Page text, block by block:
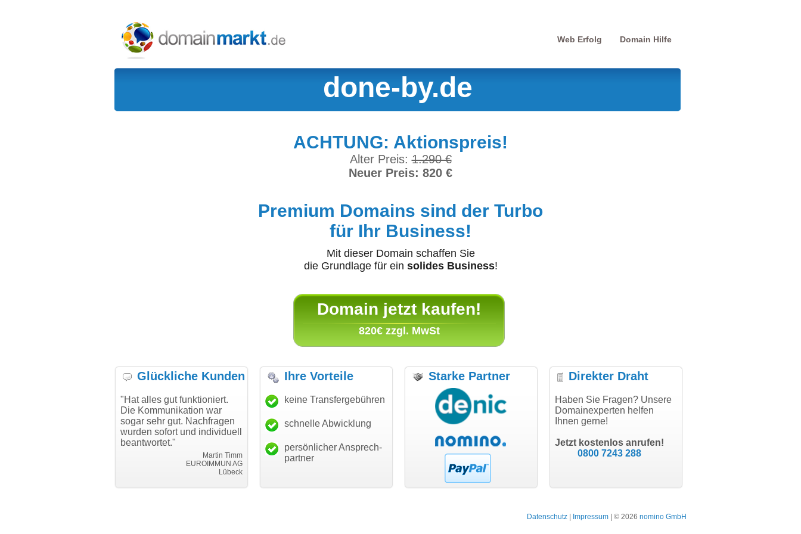
Web Erfolg Domain Hilfe
done-by.de
ACHTUNG: Aktionspreis!
Alter Preis:1.290 €
Neuer Preis: 820 €
Premium Domains sind der Turbo
für Ihr Business!
Mit dieser Domain schaffen Sie
die Grundlage für ein solides Business!
Domain jetzt kaufen!
820€ zzgl. MwSt
Glückliche Kunden
"Hat alles gut funktioniert.
Die Kommunikation war
sogar sehr gut. Nachfragen
wurden sofort und individuell
beantwortet."
Martin Timm
EUROIMMUN AG
Lübeck
"Danke für den schnellen
Transfer und guten Service!"
Thomas Schäfer
i can eckert communication GmbH
"Ich bin dankbar, meine
Wunschdomain gefunden zu
haben. Die Domain passt für
hundertprozentig."
Janina Köck
Leben im Einklang
leben-im-einklang.de
"Super Abwicklung, vielen
modern software GbR
Landau an der Isar
"Vielen Dank für den
Ihre Vorteile
keine Transfergebühren
schnelle Abwicklung
persönlicher Ansprech-
partner
Starke Partner Direkter Draht
Haben Sie Fragen? Unsere
Domainexperten helfen
Ihnen gerne!
Jetzt kostenlos anrufen!
0800 7243 288
Datenschutz Impressum | © 2026 nomino GmbH